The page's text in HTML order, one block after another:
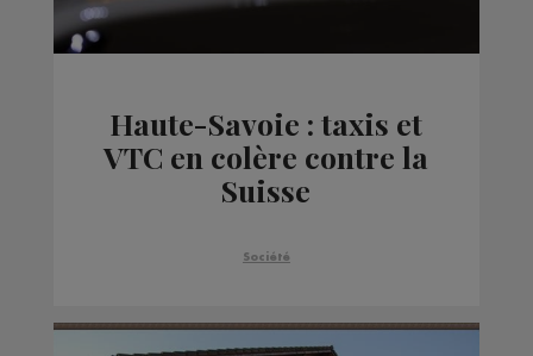
Haute-Savoie : taxis et
VTC en colère contre la
Suisse
Société